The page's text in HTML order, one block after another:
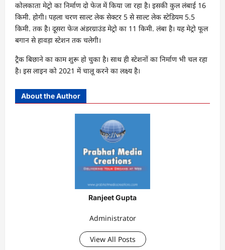
कोलकाता मेट्रो का निर्माण दो फेज में किया जा रहा है। इसकी कुल लंबाई 16
किमी. होगी। पहला चरण साल्ट लेक सेक्टर 5 से साल्ट लेक स्टेडियम 5.5
किमी. तक है। दूसरा फेज अंडरग्राउंड मेट्रो का 11 किमी. लंबा है। यह मेट्रो फूल
बगान से हावड़ा स्टेशन तक चलेगी।
ट्रैक बिछाने का काम शुरू हाे चुका है। साथ ही स्टेशनों का निर्माण भी चल रहा
है। इस लाइन को 2021 में चालू करने का लक्ष्य है।
About the Author
Ranjeet Gupta
Administrator
View All Posts